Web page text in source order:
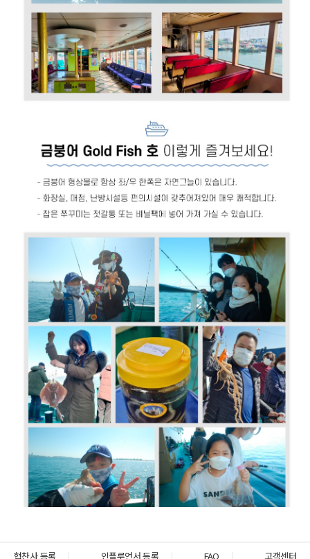
협찬사 등록 인플루언서 등록 FAQ 고객센터